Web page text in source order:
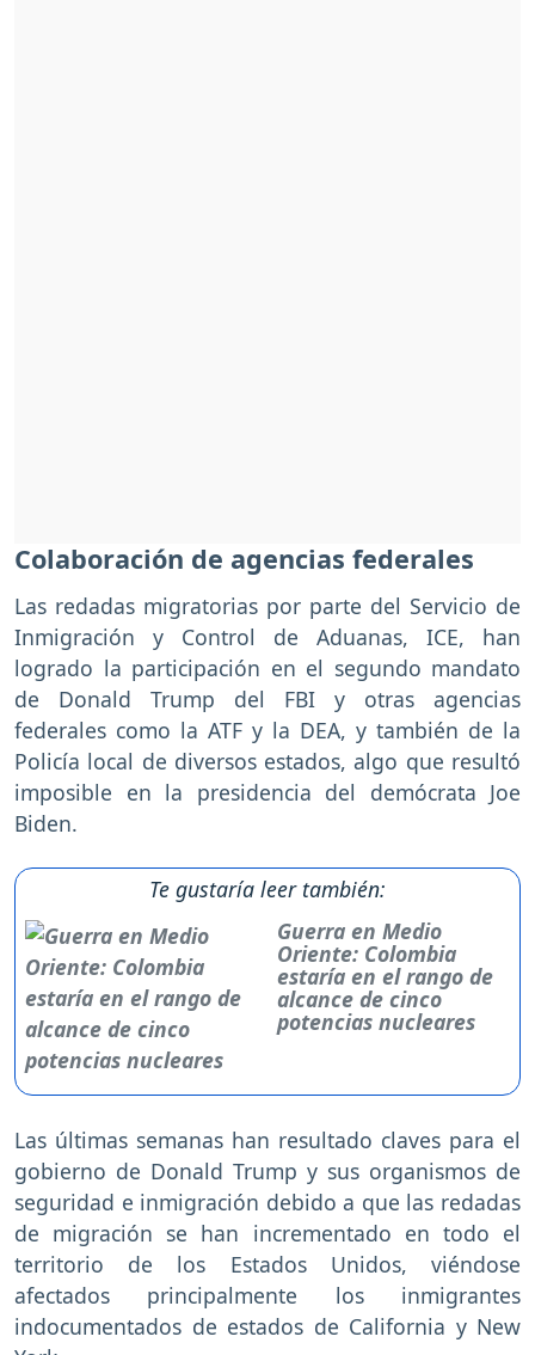
Colaboración de agencias federales
Las redadas migratorias por parte del Servicio de
Inmigración y Control de Aduanas, ICE, han
logrado la participación en el segundo mandato
de Donald Trump del FBI y otras agencias
federales como la ATF y la DEA, y también de la
Policía local de diversos estados, algo que resultó
imposible en la presidencia del demócrata Joe
Biden.
Te gustaría leer también:
Guerra en Medio
Oriente: Colombia
estaría en el rango de
alcance de cinco
potencias nucleares
Las últimas semanas han resultado claves para el
gobierno de Donald Trump y sus organismos de
seguridad e inmigración debido a que las redadas
de migración se han incrementado en todo el
territorio de los Estados Unidos, viéndose
afectados principalmente los inmigrantes
indocumentados de estados de California y New